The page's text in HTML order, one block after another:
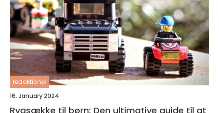
redaktionel
16. January 2024
Rygsække til børn: Den ultimative guide til at